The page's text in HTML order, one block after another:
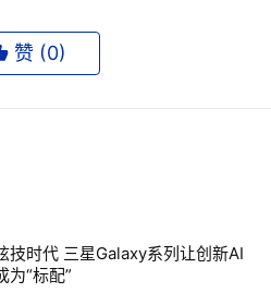
动市场销量；另一方面，也是为
最终用户对正品三星金宝硬盘有
示："一直以来，三星硬盘都
知识，对金宝硬盘三年质保、
为深入的了解,从而树立正品意
损害。我们相信，通过此次活动
赞 (0)
技时代 三星Galaxy系列让创新AI
为“标配”